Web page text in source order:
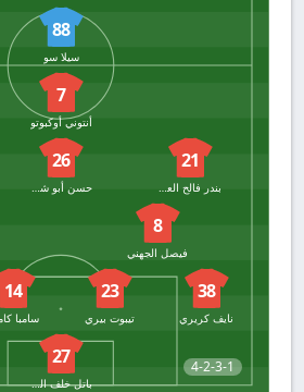
88
سيلا سو
4-2-3-1
7
أنتوني أوكبوتو
21
بندر فالح العنزي
26
حسن أبو شاهين
8
فيصل الجهني
38
نايف كريري
23
تيبوت بيري
14
سامبا
27
باتل خلف الرويلي